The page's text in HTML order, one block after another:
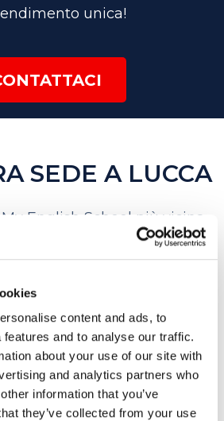
content and ads, to
and to analyse our traffic.
about your use of our site with
and analytics partners who
information that you’ve
they’ve collected from your use
unica!
SEDE A LUCCA
English School più vicina
insieme sceglieremo il
più adatto a te!
School Lucca
Pisana, 9
0583 1647315